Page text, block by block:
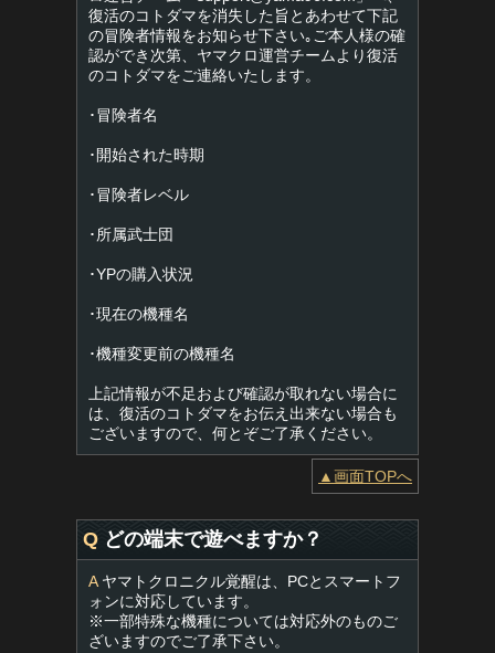
復活のコトダマを消失した旨とあわせて下記
の冒険者情報をお知らせ下さい｡ご本人様の確
認ができ次第、ヤマクロ運営チームより復活
のコトダマをご連絡いたします。
･冒険者名
･開始された時期
･冒険者レベル
･所属武士団
･YPの購入状況
･現在の機種名
･機種変更前の機種名
上記情報が不足および確認が取れない場合に
は、復活のコトダマをお伝え出来ない場合も
ございますので、何とぞご了承ください。
▲画面TOPへ
Q どの端末で遊べますか？
Aヤマトクロニクル覚醒は、PCとスマートフ
ォンに対応しています。
※一部特殊な機種については対応外のものご
ざいますのでご了承下さい。